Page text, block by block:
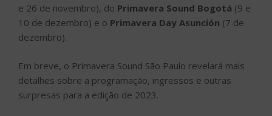
e 26 de novembro), do Primavera Sound Bogotá (9 e
10 de dezembro) e o Primavera Day Asunción (7 de
dezembro).
Em breve, o Primavera Sound São Paulo revelará mais
detalhes sobre a programação, ingressos e outras
surpresas para a edição de 2023.